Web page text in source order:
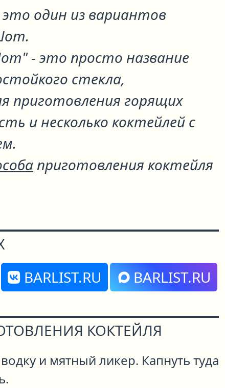
один из вариантов
.
- это просто название
стекла,
приготовления горящих
и несколько коктейлей с
приготовления коктейля
BARLIST.RU BARLIST.RU
КОКТЕЙЛЯ
и мятный ликер. Капнуть туда